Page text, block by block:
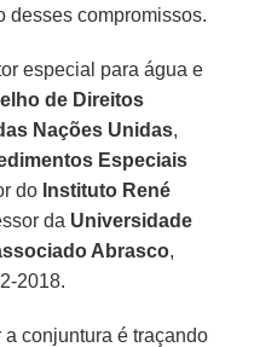
desses compromissos.
especial para água e
de Direitos
Nações Unidas,
Especiais
do Instituto René
da Universidade
Abrasco,
2018.
conjuntura é traçando